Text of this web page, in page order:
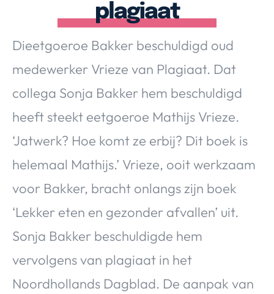
VALERIE'S CHOICE
Food & Drinks Health & Beauty Gadgets
Huis & Tuin
plagiaat
Dieetgoeroe Bakker beschuldigd oud
medewerker Vrieze van Plagiaat. Dat
collega Sonja Bakker hem beschuldigd
heeft steekt eetgoeroe Mathijs Vrieze.
‘Jatwerk? Hoe komt ze erbij? Dit boek is
helemaal Mathijs.’ Vrieze, ooit werkzaam
voor Bakker, bracht onlangs zijn boek
‘Lekker eten en gezonder afvallen’ uit.
Sonja Bakker beschuldigde hem
vervolgens van plagiaat in het
Noordhollands Dagblad. De aanpak van